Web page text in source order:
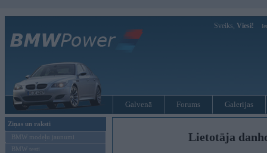
Sveiks, Viesi!
Galvenā Forums Galerijas
Ziņas un raksti
BMW modeļu jaunumi
BMW testi
Lietotāja